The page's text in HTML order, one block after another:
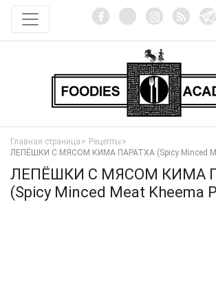
Главная страница
Рецепты
ЛЕПЁШКИ С МЯСОМ КИМА ПАРАТХА (Spicy Minced
ЛЕПЁШКИ С МЯСОМ КИМА
(Spicy Minced Meat Kheema